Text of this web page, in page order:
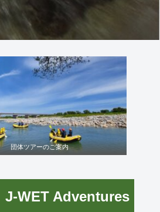
団体ツアーのご案内
J-WET Adventures